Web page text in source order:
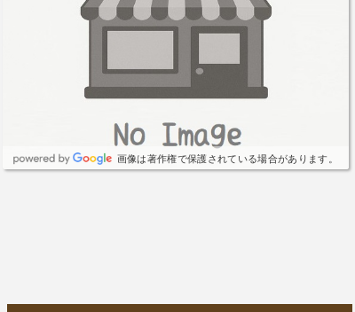
画像は著作権で保護されている場合があります。